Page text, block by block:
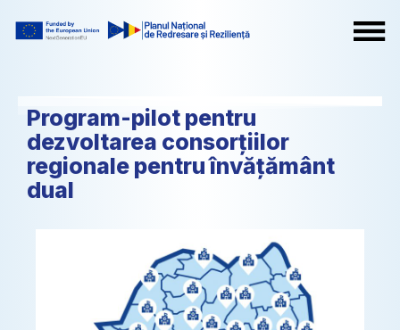
Program-pilot pentru
dezvoltarea consorțiilor
regionale pentru învățământ
dual​